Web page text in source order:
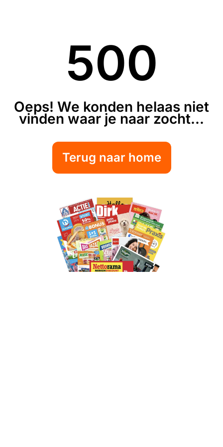
500
Oeps! We konden helaas niet
vinden waar je naar zocht...
Terug naar home